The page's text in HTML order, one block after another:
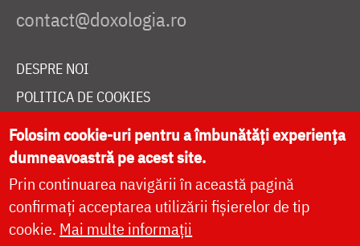
DESPRE NOI
POLITICA DE COOKIES
DONEAZĂ ONLINE PENTRU CATEDRALA NAȚIONALĂ
LIVE
Folosim cookie-uri pentru a îmbunătăți experiența
dumneavoastră pe acest site.
Prin continuarea navigării în această pagină
confirmați acceptarea utilizării fișierelor de tip
cookie. Mai multe informații